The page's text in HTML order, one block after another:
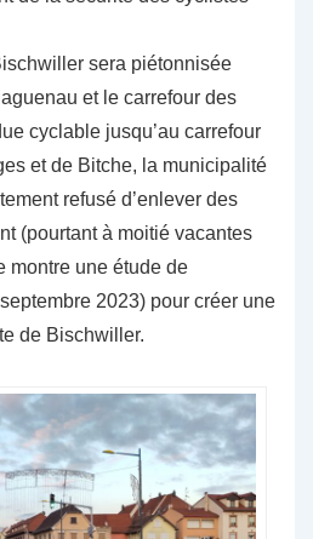
sera piétonnisée
et le carrefour des
cyclable jusqu’au carrefour
et de Bitche, la municipalité
refusé d’enlever des
(pourtant à moitié vacantes
montre une étude de
2023) pour créer une
de Bischwiller.